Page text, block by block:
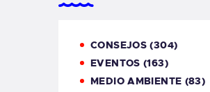
CONSEJOS (304)
EVENTOS (163)
MEDIO AMBIENTE (83)